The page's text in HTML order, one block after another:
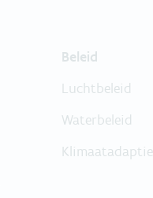
Beleid
Luchtbeleid
Waterbeleid
Klimaatadaptie